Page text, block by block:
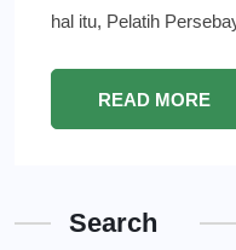
hal itu, Pelatih
READ MORE
Search